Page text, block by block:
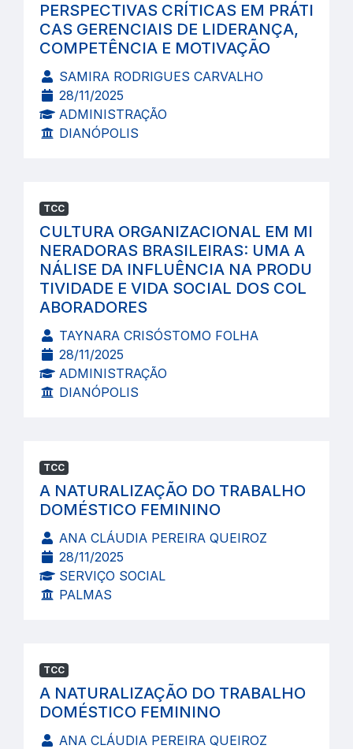
PERSPECTIVAS CRÍTICAS EM PRÁTI
CAS GERENCIAIS DE LIDERANÇA,
COMPETÊNCIA E MOTIVAÇÃO
SAMIRA RODRIGUES CARVALHO
28/11/2025
ADMINISTRAÇÃO
DIANÓPOLIS
TCC
CULTURA ORGANIZACIONAL EM MI
NERADORAS BRASILEIRAS: UMA A
NÁLISE DA INFLUÊNCIA NA PRODU
TIVIDADE E VIDA SOCIAL DOS COL
ABORADORES
TAYNARA CRISÓSTOMO FOLHA
28/11/2025
ADMINISTRAÇÃO
DIANÓPOLIS
TCC
A NATURALIZAÇÃO DO TRABALHO
DOMÉSTICO FEMININO
ANA CLÁUDIA PEREIRA QUEIROZ
28/11/2025
SERVIÇO SOCIAL
PALMAS
TCC
A NATURALIZAÇÃO DO TRABALHO
DOMÉSTICO FEMININO
ANA CLÁUDIA PEREIRA QUEIROZ